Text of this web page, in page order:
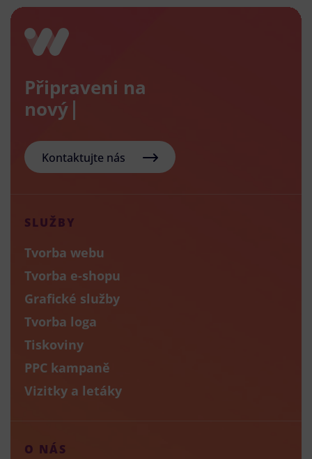
Připraveni na
nový e-sho
Kontaktujte nás
SLUŽBY
Tvorba webu
Tvorba e-shopu
Grafické služby
Tvorba loga
Tiskoviny
PPC kampaně
Vizitky a letáky
O NÁS